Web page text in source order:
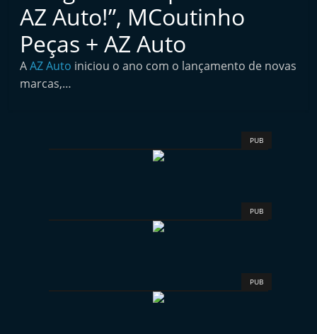
l
i
n
AZ Auto!”, MCoutinho
Peças + AZ Auto
AAZ Auto iniciou o ano com o lançamento de novas
marcas,…
PUB
PUB
PUB